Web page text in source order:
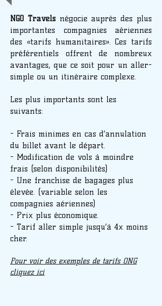
NGO Travelsnégocie auprès des plus
importantes compagnies aériennes
des «tarifs humanitaires». Ces tarifs
préférentiels offrent de nombreux
avantages, que ce soit pour un aller-
simple ou un itinéraire complexe.
Les plus importants sont les
suivants:
- Frais minimes en cas d’annulation
du billet avant le départ.
- Modification de vols à moindre
frais (selon disponibilités)
- Une franchise de bagages plus
élevée. (variable selon les
compagnies aériennes)
- Prix plus économique.
- Tarif aller simple jusqu’à 4x moins
cher.
Pour voir des exemples de tarifs ONG
cliquez ici